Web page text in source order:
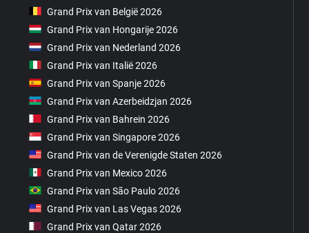
Grand Prix van België 2026
Grand Prix van Hongarije 2026
Grand Prix van Nederland 2026
Grand Prix van Italië 2026
Grand Prix van Spanje 2026
Grand Prix van Azerbeidzjan 2026
Grand Prix van Bahrein 2026
Grand Prix van Singapore 2026
Grand Prix van de Verenigde Staten 2026
Grand Prix van Mexico 2026
Grand Prix van São Paulo 2026
Grand Prix van Las Vegas 2026
Grand Prix van Qatar 2026